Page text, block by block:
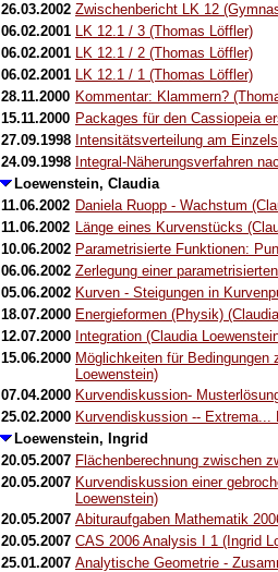
26.03.2002 Zwischenbericht LK 12
06.02.2001 LK 12.1 / 3 (Thomas Löffler)
06.02.2001 LK 12.1 / 2 (Thomas Löffler)
06.02.2001 LK 12.1 / 1 (Thomas Löffler)
28.11.2000 Kommentar: Klammern?
15.11.2000 Packages für den Cassiopeia
27.09.1998 Intensitätsverteilung am
24.09.1998 Integral-Näherungsverfahren
Loewenstein, Claudia
11.06.2002 Daniela Ruopp - Wachstum
11.06.2002 Länge eines Kurvenstücks
10.06.2002 Parametrisierte Funktionen:
06.06.2002 Zerlegung einer
05.06.2002 Kurven - Steigungen in
18.07.2000 Energieformen (Physik)
12.07.2000 Integration (Claudia
15.06.2000 Möglichkeiten für
Loewenstein)
07.04.2000 Kurvendiskussion-
25.02.2000 Kurvendiskussion -- Extrema...
Loewenstein, Ingrid
20.05.2007 Flächenberechnung zwischen
20.05.2007 Kurvendiskussion einer
Loewenstein)
20.05.2007 Abituraufgaben Mathematik
20.05.2007 CAS 2006 Analysis I 1 (Ingrid
25.01.2007 Analytische Geometrie -